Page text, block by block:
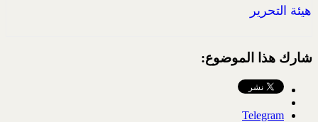
هيئة التحرير
شارك هذا الموضوع:
Telegram